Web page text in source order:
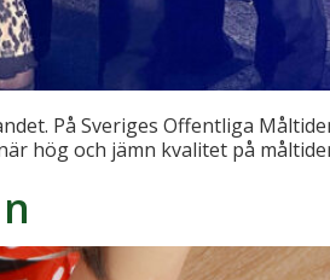
På Sveriges Offentliga
hög och jämn kvalitet på